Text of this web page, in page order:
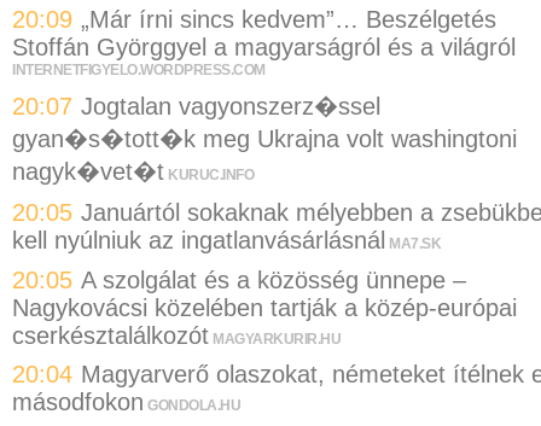
20:09 „Már írni sincs kedvem”… Beszélgetés
Stoffán Györggyel a magyarságról és a világról
INTERNETFIGYELO.WORDPRESS.COM
20:07 Jogtalan vagyonszerz�ssel
gyan�s�tott�k meg Ukrajna volt washingtoni
nagyk�vet�t KURUC.INFO
20:05 Januártól sokaknak mélyebben a
kell nyúlniuk az ingatlanvásárlásnál
MA7.SK
20:05 A szolgálat és a közösség ünnepe –
Nagykovácsi közelében tartják a közép-európai
cserkésztalálkozót MAGYARKURIR.HU
20:04 Magyarverő olaszokat, németeket ítélnek
másodfokon GONDOLA.HU